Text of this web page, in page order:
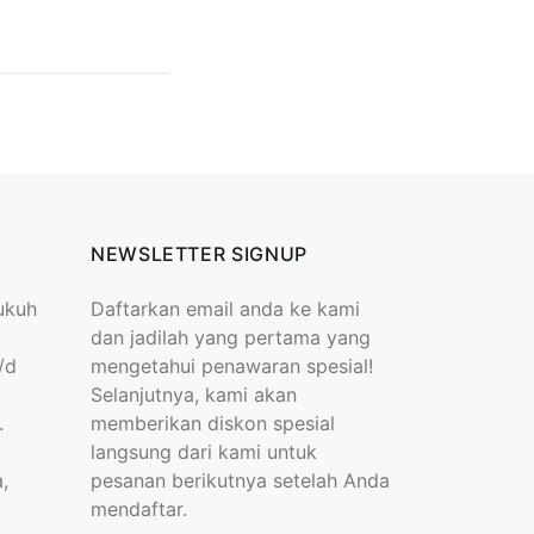
d
NEWSLETTER SIGNUP
Daftarkan email anda ke kami
dan jadilah yang pertama yang
mengetahui penawaran spesial!
Selanjutnya, kami akan
memberikan diskon spesial
langsung dari kami untuk
pesanan berikutnya setelah Anda
mendaftar.